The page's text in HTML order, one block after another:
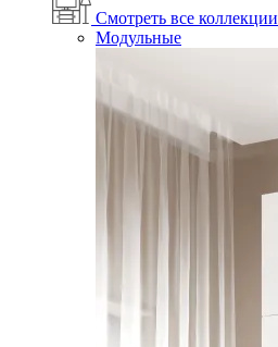
Смотреть все коллекции
Модульные